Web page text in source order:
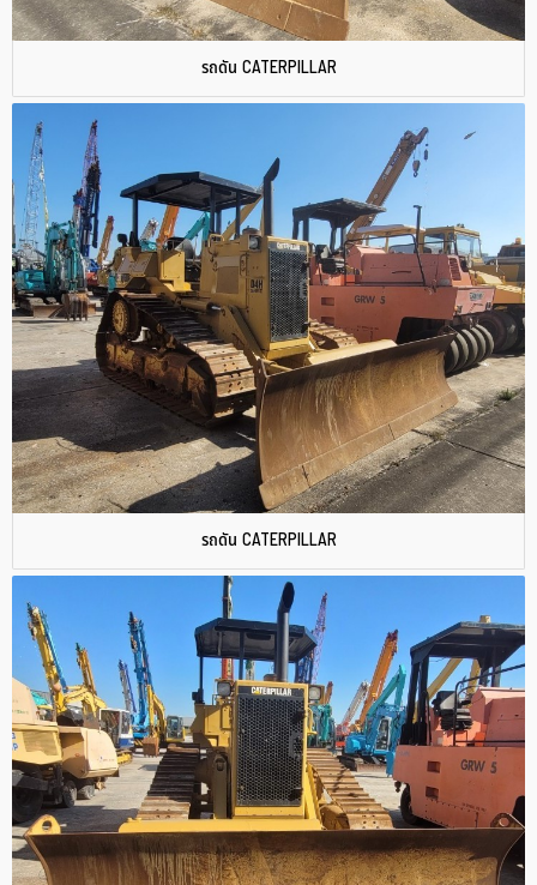
รถดัน CATERPILLAR
รถดัน CATERPILLAR